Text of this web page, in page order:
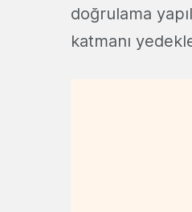
doğrulama
katmanı